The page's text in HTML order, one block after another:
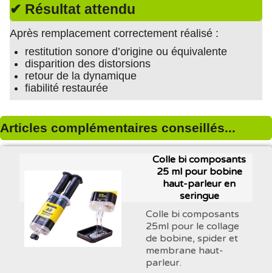
✔ Résultat attendu
Après remplacement correctement réalisé :
restitution sonore d’origine ou équivalente
disparition des distorsions
retour de la dynamique
fiabilité restaurée
Articles complémentaires conseillés...
Colle bi composants
25 ml pour bobine
haut-parleur en
seringue
Colle bi composants
25ml pour le collage
de bobine, spider et
membrane haut-
parleur.